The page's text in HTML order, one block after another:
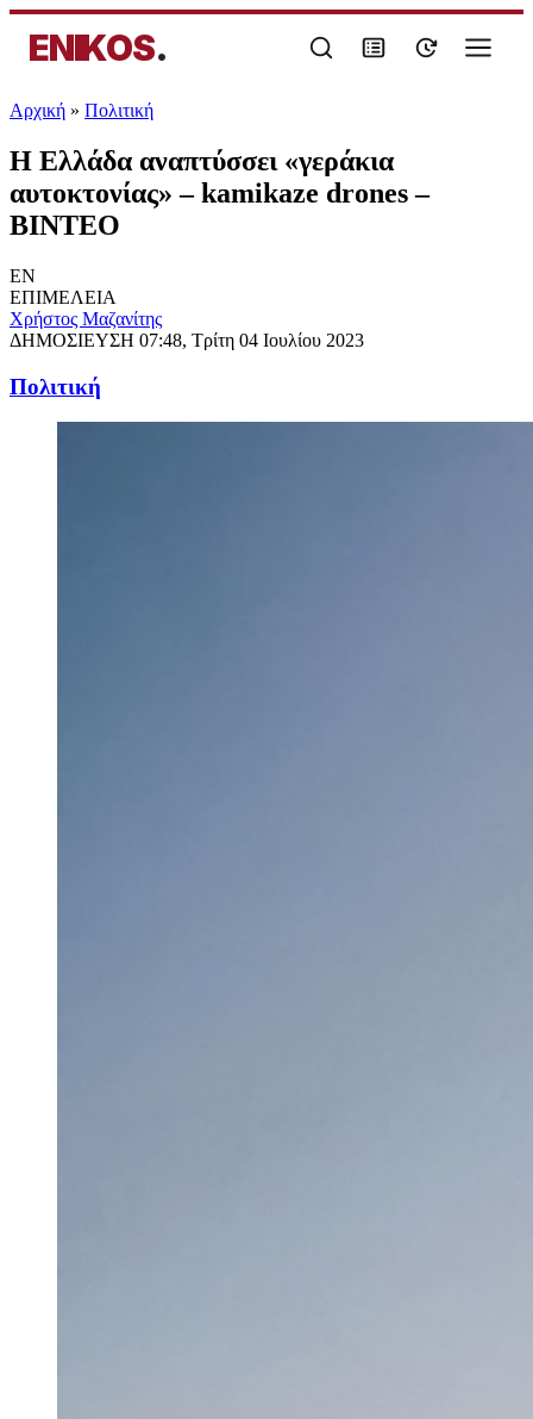
ENIKOS.
Αρχική » Πολιτική
Η Ελλάδα αναπτύσσει «γεράκια
αυτοκτονίας» – kamikaze drones –
ΒΙΝΤΕΟ
EN
ΕΠΙΜΕΛΕΙΑ
Χρήστος Μαζανίτης
ΔΗΜΟΣΙΕΥΣΗ 07:48, Τρίτη 04 Ιουλίου 2023
Πολιτική